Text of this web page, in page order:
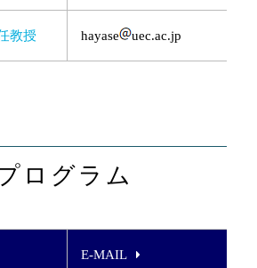
教授 hayase uec.ac.jp
ログラム
E-MAIL